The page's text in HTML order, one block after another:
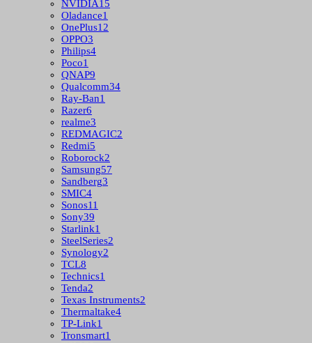
NVIDIA15
Oladance1
OnePlus12
OPPO3
Philips4
Poco1
QNAP9
Qualcomm34
Ray-Ban1
Razer6
realme3
REDMAGIC2
Redmi5
Roborock2
Samsung57
Sandberg3
SMIC4
Sonos11
Sony39
Starlink1
SteelSeries2
Synology2
TCL8
Technics1
Tenda2
Texas Instruments2
Thermaltake4
TP-Link1
Tronsmart1